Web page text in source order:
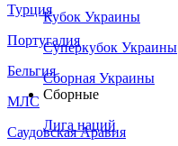
Турция
Португалия
Бельгия
МЛС
Саудовская Аравия
Кубок Украины
Суперкубок Украины
Сборная Украины
Сборные
Лига наций